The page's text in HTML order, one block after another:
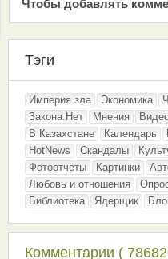
Чтобы добавлять
Тэги
Империя зла Экономика
Закона.Нет
Мнения
В Казахстане
Календарь
HotNews
Скандалы
Фотоотчёты
Картинки
Любовь и отношения
Библиотека
Ядерщик
Комментарии (